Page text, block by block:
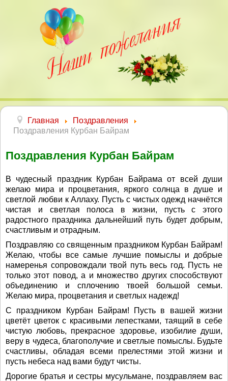
Главная
Поздравления
Поздравления Курбан Байрам
Поздравления Курбан Байрам
В чудесный праздник Курбан Байрама от всей души
желаю мира и процветания, яркого солнца в душе и
светлой любви к Аллаху. Пусть с чистых одежд начнётся
чистая и светлая полоса в жизни, пусть с этого
радостного праздника дальнейший путь будет добрым,
счастливым и отрадным.
Поздравляю со священным праздником Курбан Байрам!
Желаю, чтобы все самые лучшие помыслы и добрые
намеренья сопровождали твой путь весь год. Пусть не
только этот повод, а и множество других способствуют
объединению и сплочению твоей большой семьи.
Желаю мира, процветания и светлых надежд!
С праздником Курбан Байрам! Пусть в вашей жизни
цветёт цветок с красивыми лепестками, таящий в себе
чистую любовь, прекрасное здоровье, изобилие души,
веру в чудеса, благополучие и светлые помыслы. Будьте
счастливы, обладая всеми прелестями этой жизни и
пусть небеса над вами будут чисты.
Дорогие братья и сестры мусульмане, поздравляем вас